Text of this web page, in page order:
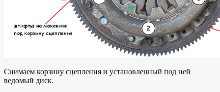
Снимаем корзину сцепления и установленный под ней
ведомый диск.